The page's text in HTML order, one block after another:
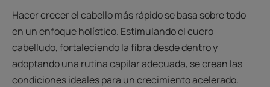
Hacer crecer el cabello más rápido se basa sobre todo
en un enfoque holístico. Estimulando el cuero
cabelludo, fortaleciendo la fibra desde dentro y
adoptando una rutina capilar adecuada, se crean las
condiciones ideales para un crecimiento acelerado.